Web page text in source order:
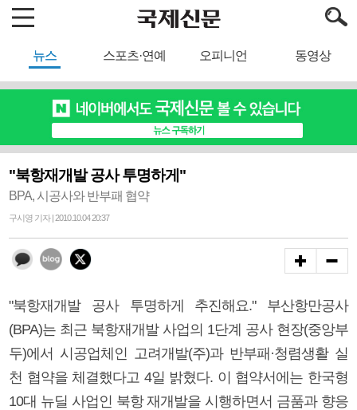
뉴스 스포츠·연예 오피니언 동영상
"북항재개발 공사 투명하게"
BPA, 시공사와 반부패 협약
구시영 기자 | 2010.10.04 20:37
"북항재개발 공사 투명하게 추진해요." 부산항만공사
(BPA)는 최근 북항재개발 사업의 1단계 공사 현장(중앙부
두)에서 시공업체인 고려개발(주)과 반부패·청렴생활 실
천 협약을 체결했다고 4일 밝혔다. 이 협약서에는 한국형
10대 뉴딜 사업인 북항 재개발을 시행하면서 금품과 향응